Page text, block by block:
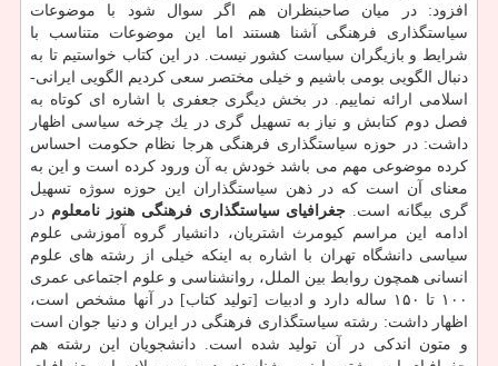
افزود: در میان صاحبنظران هم اگر سوال شود با موضوعات
سیاستگذاری فرهنگی آشنا هستند اما این موضوعات متناسب با
شرایط و بازیگران سیاست كشور نیست. در این كتاب خواستیم تا به
دنبال الگویی بومی باشیم و خیلی مختصر سعی كردیم الگویی ایرانی-
اسلامی ارائه نماییم. در بخش دیگری جعفری با اشاره ای كوتاه به
فصل دوم كتابش و نیاز به تسهیل گری در یك چرخه سیاسی اظهار
داشت: در حوزه سیاستگذاری فرهنگی هرجا نظام حكومت احساس
كرده موضوعی مهم می باشد خودش به آن ورود كرده است و این به
معنای آن است كه در ذهن سیاستگذاران این حوزه سوژه تسهیل
گری بیگانه است. جغرافیای سیاستگذاری فرهنگی هنوز نامعلوم در
ادامه این مراسم كیومرث اشتریان، دانشیار گروه آموزشی علوم
سیاسی دانشگاه تهران با اشاره به اینكه خیلی از رشته های علوم
انسانی همچون روابط بین الملل، روانشناسی و علوم اجتماعی عمری
۱۰۰ تا ۱۵۰ ساله دارد و ادبیات [تولید كتاب] در آنها مشخص است،
اظهار داشت: رشته سیاستگذاری فرهنگی در ایران و دنیا جوان است
و متون اندكی در آن تولید شده است. دانشجویان این رشته هم